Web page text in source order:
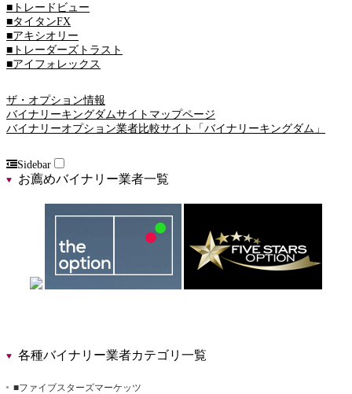
■トレードビュー
■タイタンFX
■アキシオリー
■トレーダーズトラスト
■アイフォレックス
ザ・オプション情報
バイナリーキングダムサイトマップページ
バイナリーオプション業者比較サイト「バイナリーキングダム」
Sidebar
お薦めバイナリー業者一覧
各種バイナリー業者カテゴリ一覧
■ファイブスターズマーケッツ